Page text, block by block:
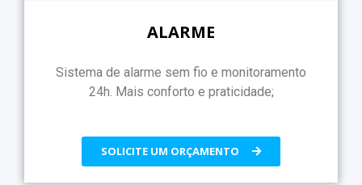
ALARME
Sistema de alarme sem fio e monitoramento
24h. Mais conforto e praticidade;
SOLICITE UM ORÇAMENTO